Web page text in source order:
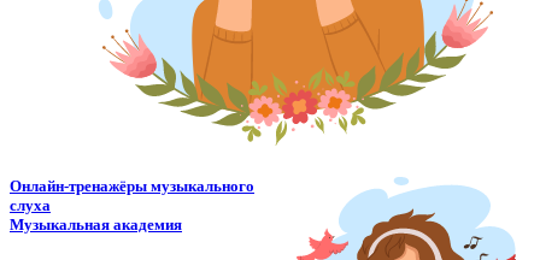
Онлайн-тренажёры музыкального
слуха
Музыкальная академия